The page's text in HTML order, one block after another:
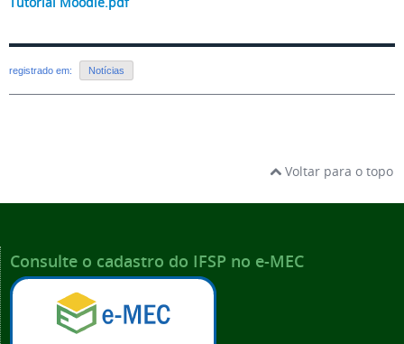
registrado em: Notícias
Voltar para o topo
Consulte o cadastro do IFSP no e-MEC